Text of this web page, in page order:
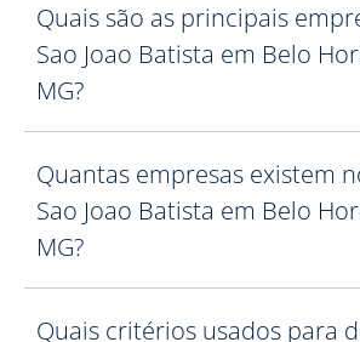
Quais são as principais
Sao Joao Batista em Belo
MG?
Quantas empresas existem
Sao Joao Batista em Belo
MG?
Quais critérios usados para